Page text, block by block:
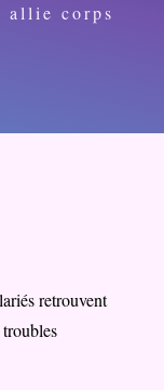
allie corps
retrouvent